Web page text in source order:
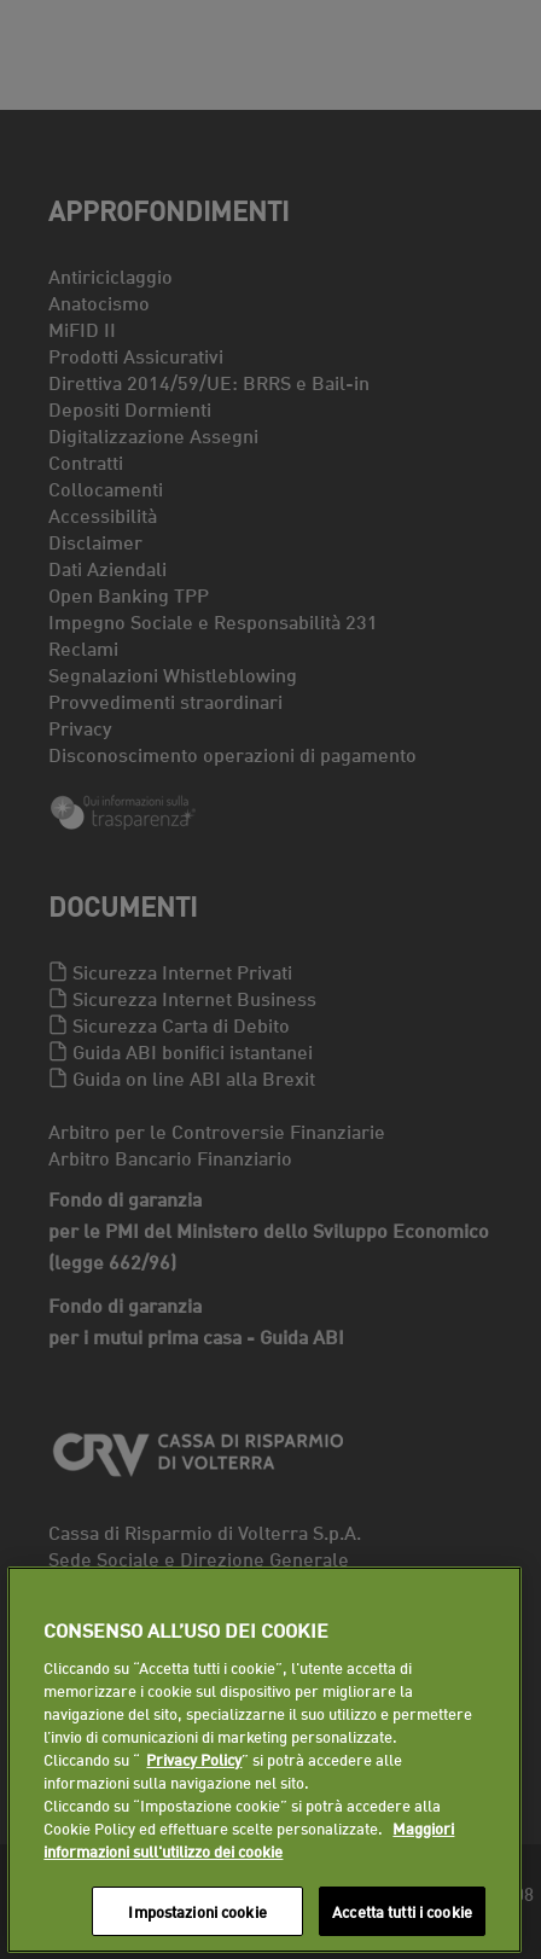
APPROFONDIMENTI
Antiriciclaggio
Anatocismo
MiFID II
Prodotti Assicurativi
Direttiva 2014/59/UE: BRRS e Bail-in
Depositi Dormienti
Digitalizzazione Assegni
Contratti
Collocamenti
Accessibilità
Disclaimer
Dati Aziendali
Open Banking TPP
Impegno Sociale e Responsabilità 231
Reclami
Segnalazioni Whistleblowing
Provvedimenti straordinari
Privacy
Disconoscimento operazioni di pagamento
DOCUMENTI
Sicurezza Internet Privati
Sicurezza Internet Business
Sicurezza Carta di Debito
Guida ABI bonifici istantanei
Guida on line ABI alla Brexit
Arbitro per le Controversie Finanziarie
Arbitro Bancario Finanziario
Fondo di garanzia
per le PMI del Ministero dello Sviluppo Economico
(legge 662/96)
Fondo di garanzia
per i mutui prima casa - Guida ABI
Cassa di Risparmio di Volterra S.p.A.
Sede Sociale e Direzione Generale
Fax. 0588 86940
Segui la pagina
Lavora con noi
© 2018 Cassa di Risparmio di Volterra S.p.A. - P.IVA 01225610508
CONSENSO ALL’USO DEI COOKIE
Cliccando su “Accetta tutti i cookie”, l'utente accetta di
memorizzare i cookie sul dispositivo per migliorare la
navigazione del sito, specializzarne il suo utilizzo e permettere
l’invio di comunicazioni di marketing personalizzate.
Cliccando su “ Privacy Policy” si potrà accedere alle
informazioni sulla navigazione nel sito.
Cliccando su “Impostazione cookie” si potrà accedere alla
Cookie Policy ed effettuare scelte personalizzate. Maggiori
informazioni sull'utilizzo dei cookie
Accetta tutti i cookie
Impostazioni cookie